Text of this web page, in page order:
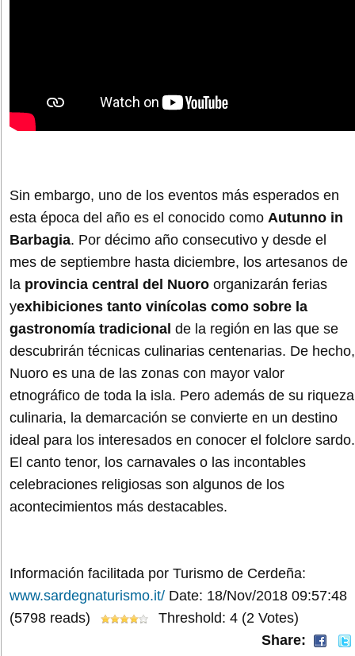
Sin embargo, uno de los eventos más esperados en
esta época del año es el conocido como Autunno in
Barbagia. Por décimo año consecutivo y desde el
mes de septiembre hasta diciembre, los artesanos de
la provincia central del Nuoro organizarán ferias
yexhibiciones tanto vinícolas como sobre la
gastronomía tradicional de la región en las que se
descubrirán técnicas culinarias centenarias. De hecho,
Nuoro es una de las zonas con mayor valor
etnográfico de toda la isla. Pero además de su riqueza
culinaria, la demarcación se convierte en un destino
ideal para los interesados en conocer el folclore sardo.
El canto tenor, los carnavales o las incontables
celebraciones religiosas son algunos de los
acontecimientos más destacables.
Información facilitada por Turismo de Cerdeña:
www.sardegnaturismo.it/ Date: 18/Nov/2018 09:57:48
(5798 reads)
Threshold: 4 (2 Votes)
Share: